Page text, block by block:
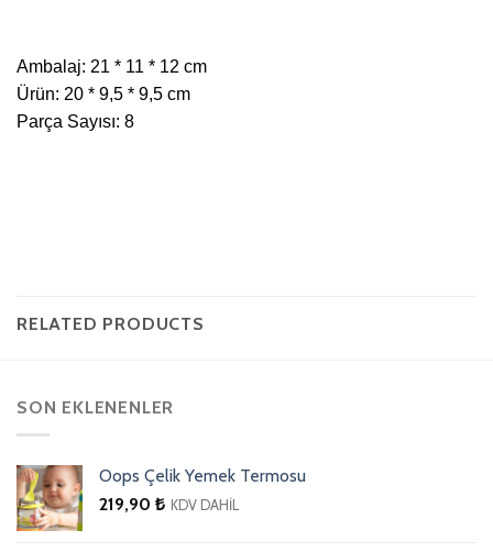
Ambalaj: 21 * 11 * 12 cm
Ürün: 20 * 9,5 * 9,5 cm
Parça Sayısı: 8
RELATED PRODUCTS
SON EKLENENLER
Oops Çelik Yemek Termosu
219,90 ₺ KDV DAHİL